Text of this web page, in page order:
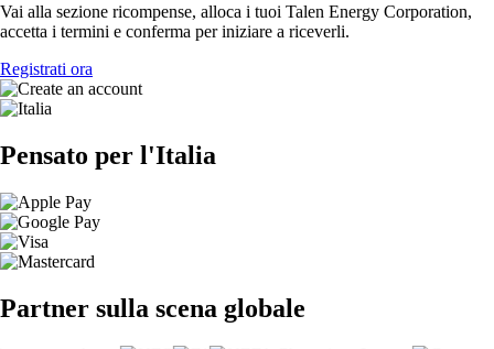
Vai alla sezione ricompense, alloca i tuoi Talen Energy Corporation,
accetta i termini e conferma per iniziare a riceverli.
Registrati ora
Pensato per l'Italia
Partner sulla scena globale